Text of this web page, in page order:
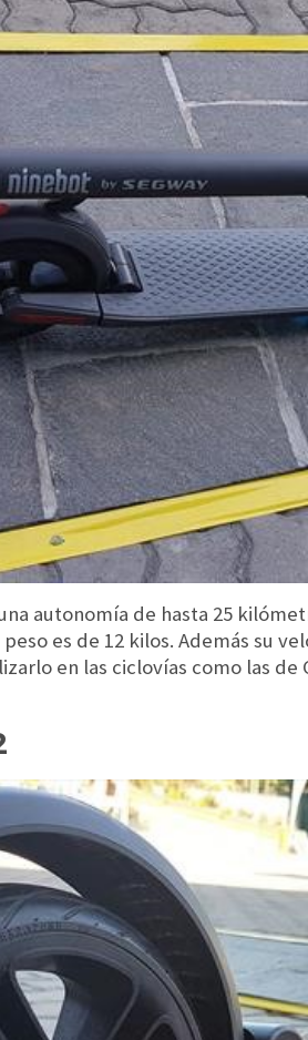
autonomía de hasta 25
es de 12 kilos. Además su
en las ciclovías como las de